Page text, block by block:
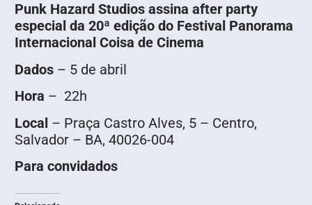
Punk Hazard Studios assina after party
especial da 20ª edição do Festival Panorama
Internacional Coisa de Cinema
Dados – 5 de abril
Hora – 22h
Local – Praça Castro Alves, 5 – Centro,
Salvador – BA, 40026-004
Para convidados